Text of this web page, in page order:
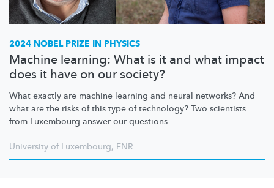
2024 NOBEL PRIZE IN PHYSICS
Machine learning: What is it and what impact
does it have on our society?
What exactly are machine learning and neural networks? And
what are the risks of this type of technology? Two scientists
from Luxembourg answer our questions.
University of Luxembourg, FNR